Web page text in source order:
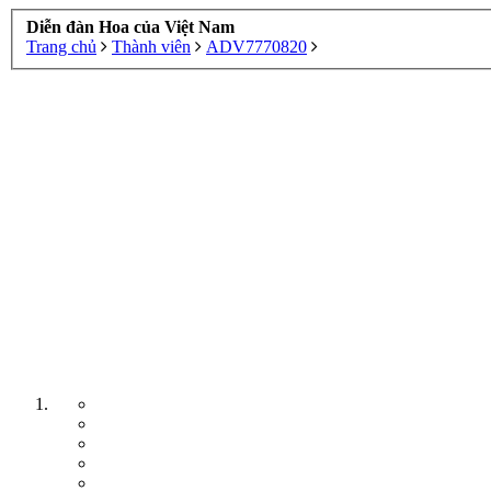
Diễn đàn Hoa của Việt Nam
Trang chủ
Thành viên ADV7770820